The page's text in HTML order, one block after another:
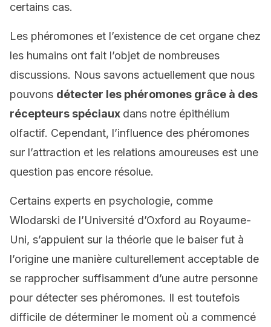
certains cas.
Les phéromones et l’existence de cet organe chez
les humains ont fait l’objet de nombreuses
discussions. Nous savons actuellement que nous
pouvons détecter les phéromones grâce à des
récepteurs spéciaux dans notre épithélium
olfactif. Cependant, l’influence des phéromones
sur l’attraction et les relations amoureuses est une
question pas encore résolue.
Certains experts en psychologie, comme
Wlodarski de l’Université d’Oxford au Royaume-
Uni, s’appuient sur la théorie que le baiser fut à
l’origine une manière culturellement acceptable de
se rapprocher suffisamment d’une autre personne
pour détecter ses phéromones. Il est toutefois
difficile de déterminer le moment où a commencé